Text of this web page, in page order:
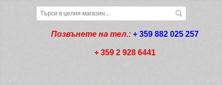
Позвънете на тел.: + 359 882 025 257
+ 359 2 928 6441